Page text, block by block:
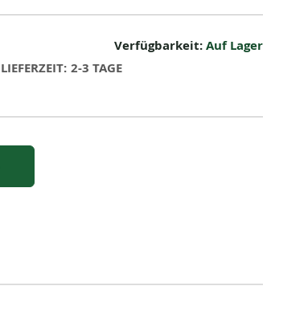
Verfügbarkeit:Auf Lager
LIEFERZEIT: 2-3 TAGE